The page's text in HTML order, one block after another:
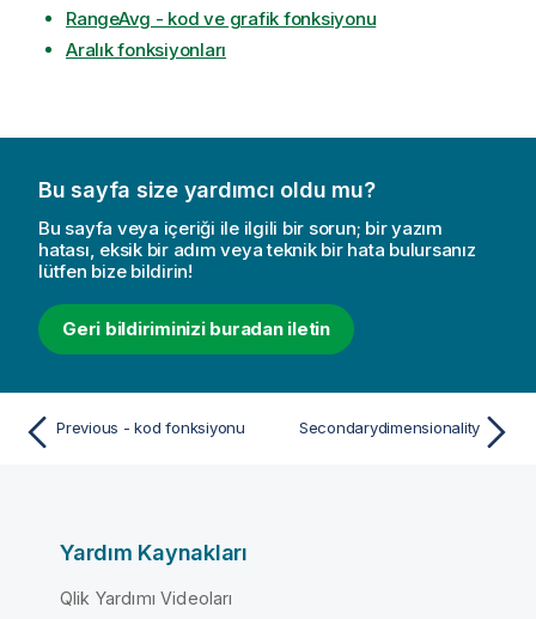
RangeAvg - kod ve grafik fonksiyonu
Aralık fonksiyonları
Bu sayfa size yardımcı oldu mu?
Bu sayfa veya içeriği ile ilgili bir sorun; bir yazım
hatası, eksik bir adım veya teknik bir hata bulursanız
lütfen bize bildirin!
Geri bildiriminizi buradan iletin
Previous - kod fonksiyonu Secondarydimensionality
Yardım Kaynakları
Qlik Yardımı Videoları